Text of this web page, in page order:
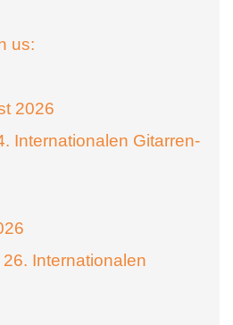
us:
2026
Internationalen Gitarren-
Internationalen